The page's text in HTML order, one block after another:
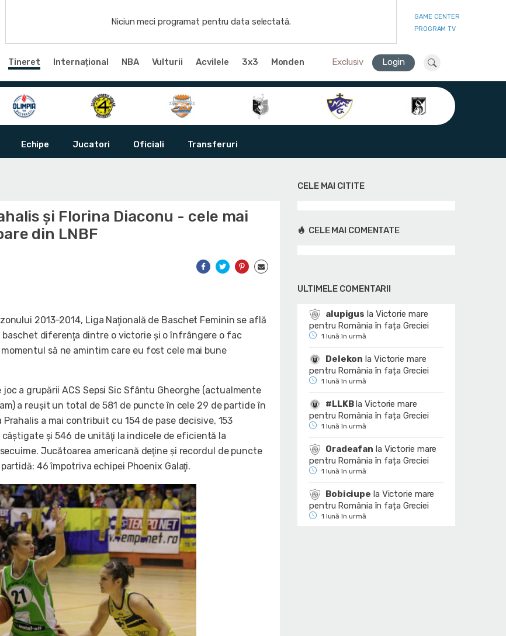
Niciun meci programat pentru data selectată.
GAME CENTER
PROGRAM TV
Tineret Internațional NBA Vulturii Acvilele 3x3 Monden Exclusiv Login
Echipe Jucatori Oficiali Transferuri
şi Florina Diaconu - cele mai
din LNBF
2013-2014, Liga Naţională de Baschet Feminin se află
baschet diferenţa dintre o victorie şi o înfrângere o fac
să ne amintim care eu fost cele mai bune
a grupării ACS Sepsi Sic Sfântu Gheorghe (actualmente
a reuşit un total de 581 de puncte în cele 29 de partide în
a mai contribuit cu 154 de pase decisive, 153
şi 546 de unităţi la indicele de eficientă la
Jucătoarea americană deţine şi recordul de puncte
46 împotriva echipei Phoenix Galaţi.
CELE MAI CITITE
CELE MAI COMENTATE
ULTIMELE COMENTARII
alupigus la Victorie mare
pentru România în fața Greciei
1 lună în urmă
Delekon la Victorie mare
pentru România în fața Greciei
1 lună în urmă
#LLKBlaVictorie mare
pentru România în fața Greciei
1 lună în urmă
Oradeafan la Victorie mare
pentru România în fața Greciei
1 lună în urmă
Bobiciupe la Victorie mare
pentru România în fața Greciei
1 lună în urmă